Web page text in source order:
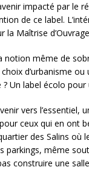
impacté par le
de ce label.
la Maîtrise
même de
d’urbanisme
Un label écolo pour
vers
ceux qui en ont
des Salins
parkings, même
construire une